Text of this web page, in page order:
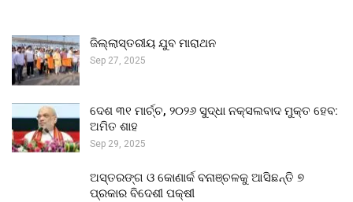
ଜିଲ୍ଲାସ୍ତରୀୟ ଯୁବ ମାରାଥନ
Sep 27, 2025
ଦେଶ ୩୧ ମାର୍ଚ୍ଚ, ୨୦୨୬ ସୁଦ୍ଧା ନକ୍ସଲବାଦ ମୁକ୍ତ ହେବ:
ଅମିତ ଶାହ
Sep 29, 2025
ଅସ୍ତରଙ୍ଗ ଓ କୋଣାର୍କ ବନାଞ୍ଚଳକୁ ଆସିଛନ୍ତି ୭
ପ୍ରକାର ବିଦେଶୀ ପକ୍ଷୀ